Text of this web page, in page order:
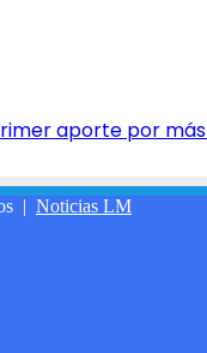
aporte por
| Noticias LM